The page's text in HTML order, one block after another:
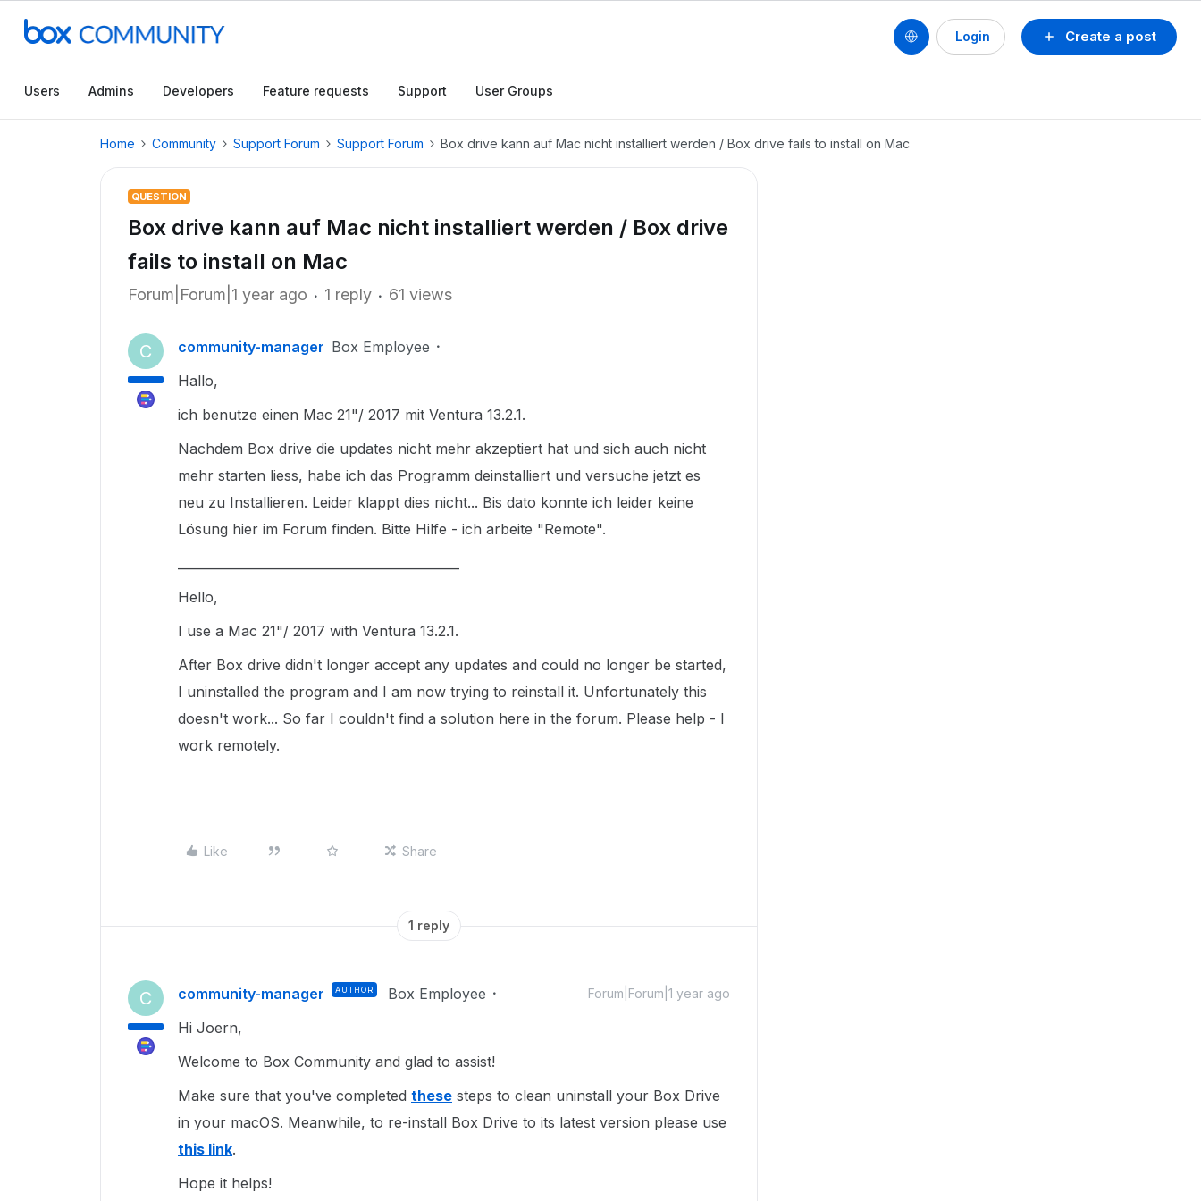
Create a post
Login
Users Admins Developers Feature requests Support User Groups
Home Community Support Forum Support Forum Box drive kann auf Mac nicht installiert werden / Box drive fails to install on Mac
QUESTION
Box drive kann auf Mac nicht installiert werden / Box drive
fails to install on Mac
Forum|Forum|1 year ago 1 reply 61 views
C community-manager Box Employee
Hallo,
ich benutze einen Mac 21"/ 2017 mit Ventura 13.2.1.
Nachdem Box drive die updates nicht mehr akzeptiert hat und sich auch nicht
mehr starten liess, habe ich das Programm deinstalliert und versuche jetzt es
neu zu Installieren. Leider klappt dies nicht... Bis dato konnte ich leider keine
Lösung hier im Forum finden. Bitte Hilfe - ich arbeite "Remote".
Hello,
I use a Mac 21"/ 2017 with Ventura 13.2.1.
After Box drive didn't longer accept any updates and could no longer be started,
I uninstalled the program and I am now trying to reinstall it. Unfortunately this
doesn't work... So far I couldn't find a solution here in the forum. Please help - I
work remotely.
Like Share
1 reply
C community-manager AUTHOR Box Employee Forum|Forum|1 year ago
Hi Joern,
Welcome to Box Community and glad to assist!
Make sure that you've completed these steps to clean uninstall your Box Drive
in your macOS. Meanwhile, to re-install Box Drive to its latest version please use
this link.
Hope it helps!